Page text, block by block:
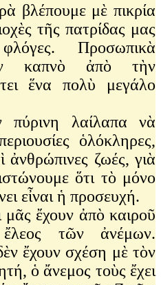
βλέπουμε μὲ πικρία
τῆς πατρίδας μας
Προσωπικὰ
καπνὸ ἀπὸ τὴν
ἕνα πολὺ μεγάλο
λαίλαπα νὰ
ὁλόκληρες,
ἀνθρώπινες ζωές, γιὰ
ὅτι τὸ μόνο
εἶναι ἡ προσευχή.
ἔχουν ἀπὸ καιροῦ
ἔλεος τῶν ἀνέμων.
ἔχουν σχέση μὲ τὸν
ὁ ἄνεμος τοὺς ἔχει